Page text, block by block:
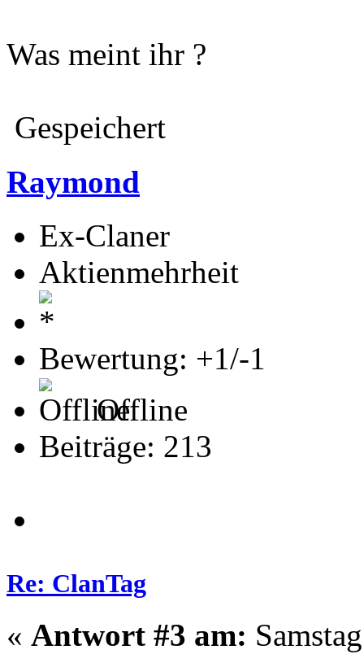
Was meint ihr ?
Gespeichert
Raymond
Ex-Claner
Aktienmehrheit
Bewertung: +1/-1
Offline
Beiträge: 213
Re: ClanTag
« Antwort #3 am: